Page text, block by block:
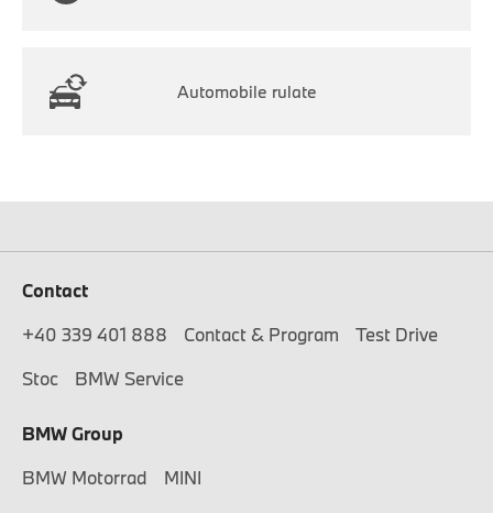
Automobile rulate
Contact
+40 339 401 888
Contact & Program
Test Drive
Stoc
BMW Service
BMW Group
BMW Motorrad
MINI